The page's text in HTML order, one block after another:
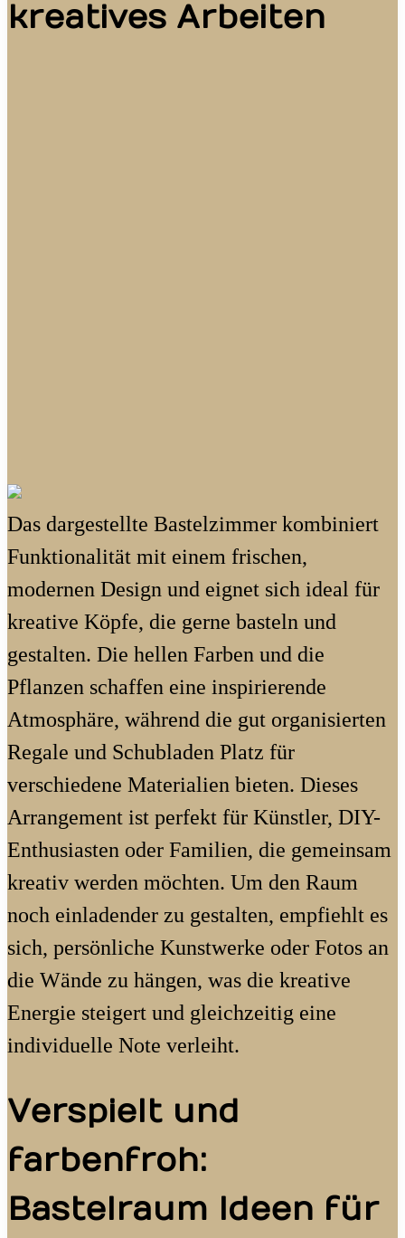
kreatives Arbeiten
Das dargestellte Bastelzimmer kombiniert
Funktionalität mit einem frischen,
modernen Design und eignet sich ideal für
kreative Köpfe, die gerne basteln und
gestalten. Die hellen Farben und die
Pflanzen schaffen eine inspirierende
Atmosphäre, während die gut organisierten
Regale und Schubladen Platz für
verschiedene Materialien bieten. Dieses
Arrangement ist perfekt für Künstler, DIY-
Enthusiasten oder Familien, die gemeinsam
kreativ werden möchten. Um den Raum
noch einladender zu gestalten, empfiehlt es
sich, persönliche Kunstwerke oder Fotos an
die Wände zu hängen, was die kreative
Energie steigert und gleichzeitig eine
individuelle Note verleiht.
Verspielt und
farbenfroh:
Bastelraum Ideen für